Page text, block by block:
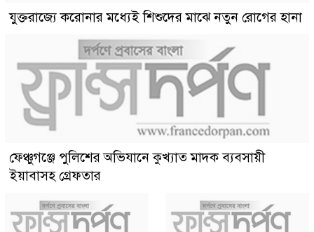
যুক্তরাজ্যে করোনার মধ্যেই শিশুদের মাঝে নতুন রোগের হানা
ফেঞ্চুগঞ্জে পুলিশের অভিযানে কুখ্যাত মাদক ব্যবসায়ী
ইয়াবাসহ গ্রেফতার